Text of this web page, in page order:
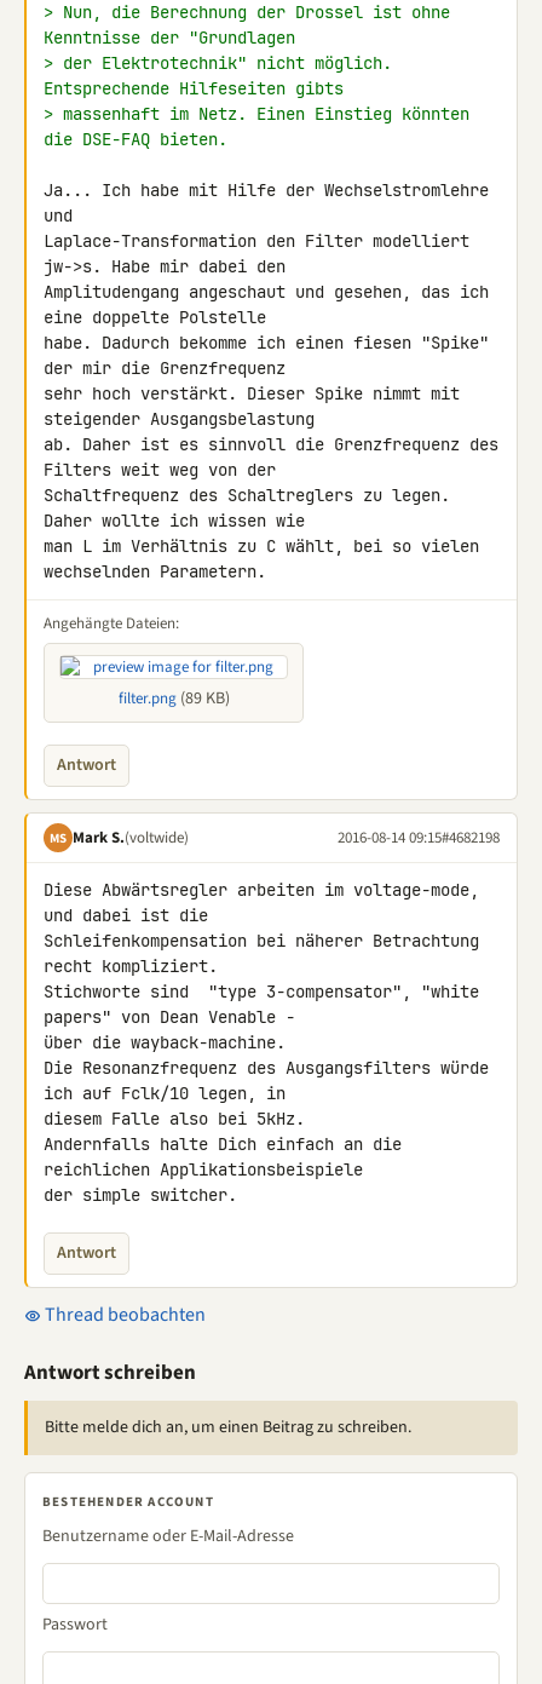
> Nun, die Berechnung der Drossel ist ohne
Kenntnisse der "Grundlagen
> der Elektrotechnik" nicht möglich.
Entsprechende Hilfeseiten gibts
> massenhaft im Netz. Einen Einstieg könnten
die DSE-FAQ bieten.
Ja... Ich habe mit Hilfe der Wechselstromlehre
und
Laplace-Transformation den Filter modelliert
jw->s. Habe mir dabei den
Amplitudengang angeschaut und gesehen, das ich
eine doppelte Polstelle
habe. Dadurch bekomme ich einen fiesen "Spike"
der mir die Grenzfrequenz
sehr hoch verstärkt. Dieser Spike nimmt mit
steigender Ausgangsbelastung
ab. Daher ist es sinnvoll die Grenzfrequenz des
Filters weit weg von der
Schaltfrequenz des Schaltreglers zu legen.
Daher wollte ich wissen wie
man L im Verhältnis zu C wählt, bei so vielen
wechselnden Parametern.
Angehängte Dateien:
filter.png(89 KB)
Antwort
MS Mark S.(voltwide) 2016-08-14 09:15#4682198
Diese Abwärtsregler arbeiten im voltage-mode,
und dabei ist die
Schleifenkompensation bei näherer Betrachtung
recht kompliziert.
Stichworte sind  "type 3-compensator", "white
papers" von Dean Venable -
über die wayback-machine.
Die Resonanzfrequenz des Ausgangsfilters würde
ich auf Fclk/10 legen, in
diesem Falle also bei 5kHz.
Andernfalls halte Dich einfach an die
reichlichen Applikationsbeispiele
der simple switcher.
Antwort
Thread beobachten
Antwort schreiben
Bitte melde dich an, um einen Beitrag zu schreiben.
BESTEHENDER ACCOUNT
Benutzername oder E-Mail-Adresse
Passwort